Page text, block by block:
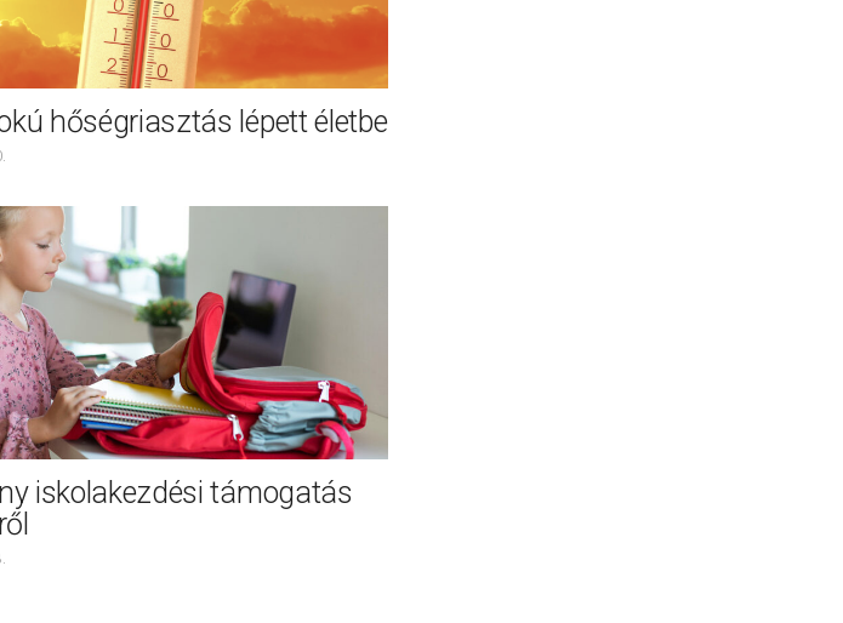
hőségriasztás lépett életbe
iskolakezdési támogatás